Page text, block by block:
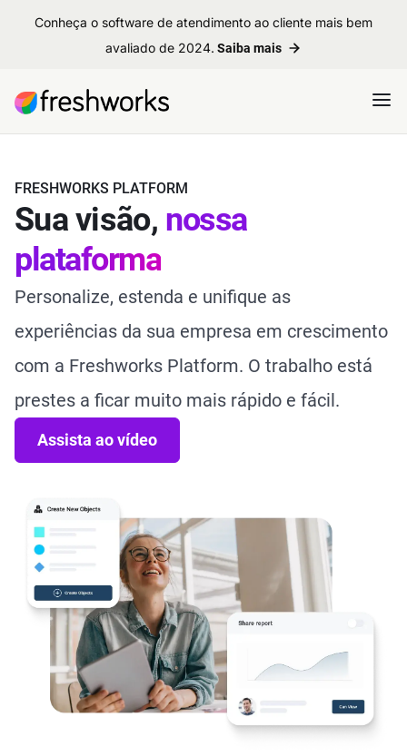
Conheça o software de atendimento ao cliente mais bem
avaliado de 2024. Saiba mais
FRESHWORKS PLATFORM
Sua visão, nossa
plataforma
Personalize, estenda e unifique as
experiências da sua empresa em crescimento
com a Freshworks Platform. O trabalho está
prestes a ficar muito mais rápido e fácil.
Assista ao vídeo